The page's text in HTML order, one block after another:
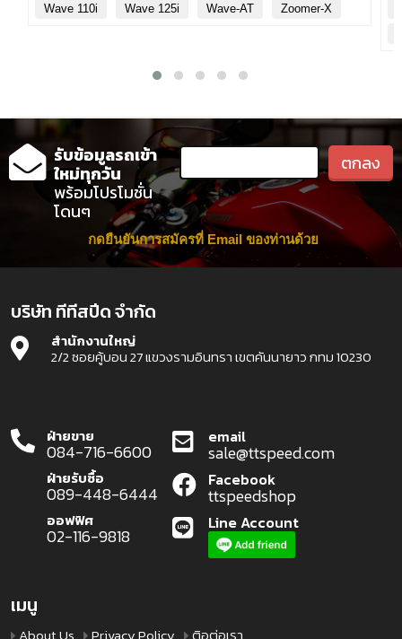
Wave 110i
Wave 125i Wave-AT Zoomer-X
รับข้อมูลรถเข้า
ใหม่ทุกวัน
พร้อมโปรโมชั่น
โดนๆ
กดยืนยันการสมัครที่ Email ของท่านด้วย
บริษัท ทีทีสปีด จำกัด
สำนักงานใหญ่
2/2 ซอยคู้บอน 27 แขวงรามอินทรา เขตคันนายาว กทม 10230
ฝ่ายขาย
084-716-6600
ฝ่ายรับซื้อ
089-448-6444
ออฟฟิศ
02-116-9818
email
sale@ttspeed.com
Facebook
ttspeedshop
Line Account
เมนู
About Us Privacy Policy ติอต่อเรา